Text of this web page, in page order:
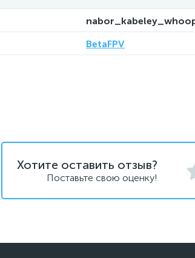
BetaFPV
Хотите оставить отзыв?
Поставьте свою оценку!